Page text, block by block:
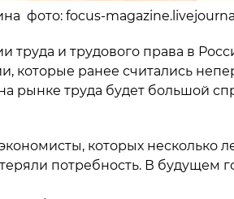
фото: focus-
и трудового права в
которые ранее считались
рынке труда будет большой
которых несколько
потребность. В будущем